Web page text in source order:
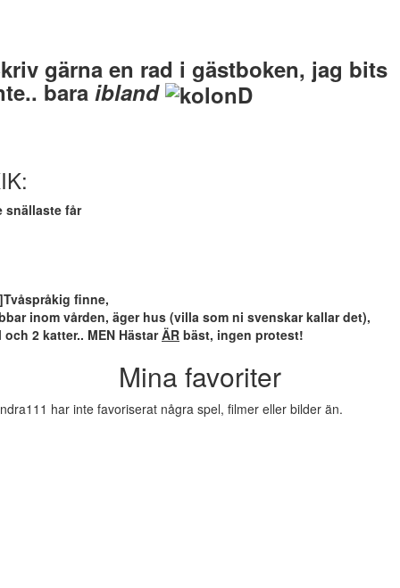
gärna en rad i gästboken, jag bits
bara ibland
snällaste får
Tvåspråkig finne,
inom vården, äger hus (villa som ni svenskar kallar det),
och 2 katter.. MEN HästarÄR bäst, ingen protest!
Mina favoriter
har inte favoriserat några spel, filmer eller bilder än.